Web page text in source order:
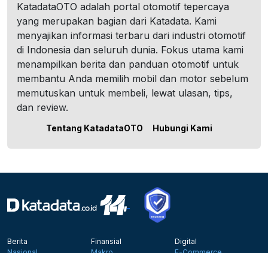
KatadataOTO adalah portal otomotif tepercaya
yang merupakan bagian dari Katadata. Kami
menyajikan informasi terbaru dari industri otomotif
di Indonesia dan seluruh dunia. Fokus utama kami
menampilkan berita dan panduan otomotif untuk
membantu Anda memilih mobil dan motor sebelum
memutuskan untuk membeli, lewat ulasan, tips,
dan review.
Tentang KatadataOTO Hubungi Kami
Berita
Finansial
Digital